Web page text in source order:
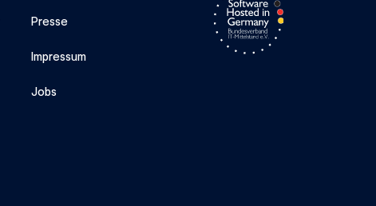
Presse
Impressum
Jobs